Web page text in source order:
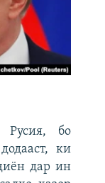
Русия, бо
ки
дар ин